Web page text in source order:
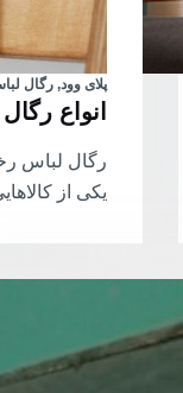
پلای وود,رگال
انواع
رگال لباس
یکی از